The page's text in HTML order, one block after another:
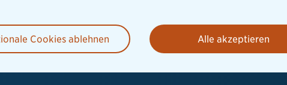
Cookies ablehnen Alle akzeptieren